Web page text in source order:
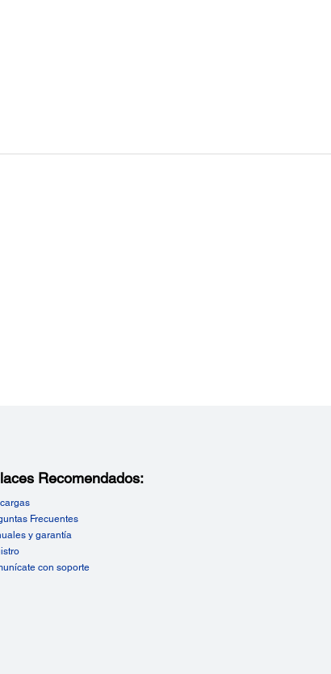
Recomendados:
Frecuentes
y garantía
con soporte